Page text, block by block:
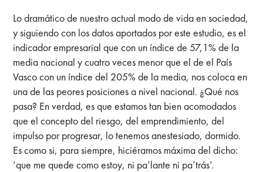
Lo dramático de nuestro actual modo de vida en sociedad,
y siguiendo con los datos aportados por este estudio, es el
indicador empresarial que con un índice de 57,1% de la
media nacional y cuatro veces menor que el de el País
Vasco con un índice del 205% de la media, nos coloca en
una de las peores posiciones a nivel nacional. ¿Qué nos
pasa? En verdad, es que estamos tan bien acomodados
que el concepto del riesgo, del emprendimiento, del
impulso por progresar, lo tenemos anestesiado, dormido.
Es como si, para siempre, hiciéramos máxima del dicho:
‘que me quede como estoy, ni pa’lante ni pa’trás’.